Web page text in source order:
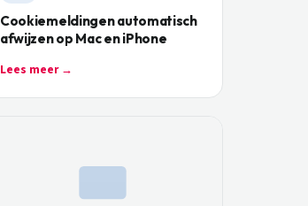
Cookiemeldingen automatisch
afwijzen op Mac en iPhone
Lees meer →